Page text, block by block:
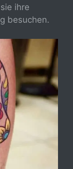
ihre
besuchen.